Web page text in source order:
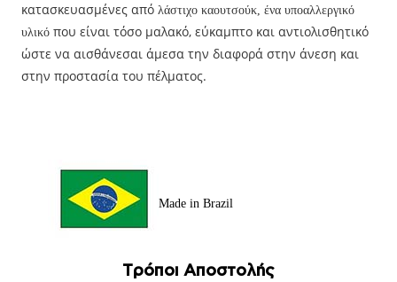
κατασκευασμένες από λάστιχο καουτσούκ, ένα υποαλλεργικό
υλικό που είναι τόσο μαλακό, εύκαμπτο και αντιολισθητικό
ώστε να αισθάνεσαι άμεσα την διαφορά στην άνεση και
στην προστασία του πέλματος.
Made in Brazil
Τρόποι Αποστολής